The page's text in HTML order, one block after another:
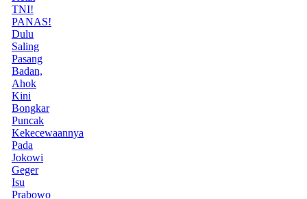
TNI!
PANAS!
Dulu
Saling
Pasang
Badan,
Ahok
Kini
Bongkar
Puncak
Kekecewaannya
Pada
Jokowi
Geger
Isu
Prabowo